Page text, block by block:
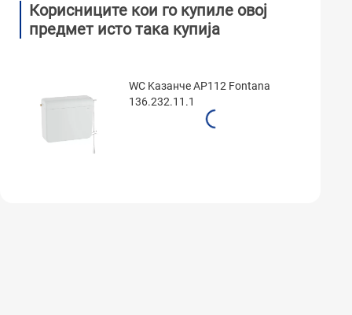
Корисниците кои го купиле овој
предмет исто така купија
WC Kазанче AP112 Fontana
136.232.11.1